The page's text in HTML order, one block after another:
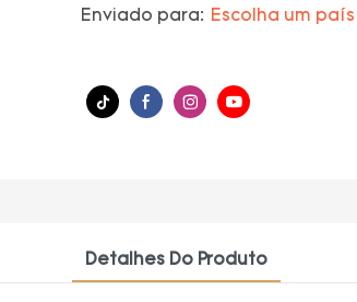
Enviado para: Escolha um
Detalhes Do Produto